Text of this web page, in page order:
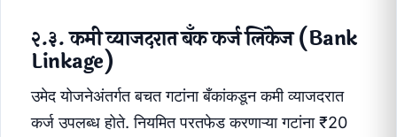
२.३. कमी व्याजदरात बँक कर्ज लिंकेज (Bank
Linkage)
उमेद योजनेअंतर्गत बचत गटांना बँकांकडून कमी व्याजदरात
कर्ज उपलब्ध होते. नियमित परतफेड करणाऱ्या गटांना ₹20